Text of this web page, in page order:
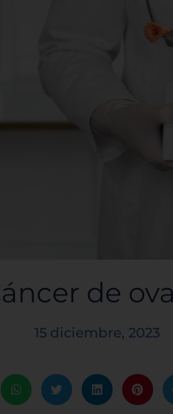
de
15 diciembre, 2023